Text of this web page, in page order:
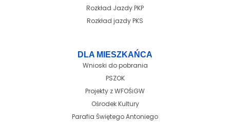
Rozkład Jazdy PKP
Rozkład jazdy PKS
DLA MIESZKAŃCA
Wnioski do pobrania
PSZOK
Projekty z WFOŚiGW
Ośrodek Kultury
Parafia Świętego Antoniego